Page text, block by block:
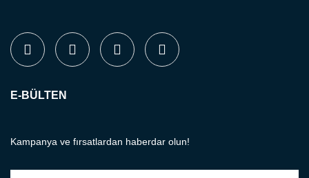
E-BÜLTEN
Kampanya ve fırsatlardan haberdar olun!